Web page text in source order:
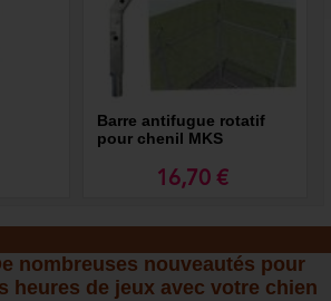
Barre antifugue rotatif
pour chenil MKS
16,70 €
nombreuses nouveautés pour
heures de jeux avec votre chien